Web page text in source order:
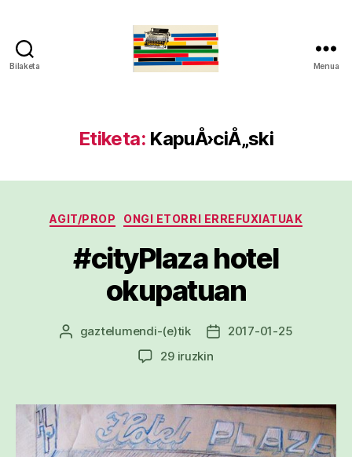
Bilaketa Menua
Etiketa: KapuÅ›ciÅ„ski
Kategoriak
AGIT/PROP ONGI ETORRI ERREFUXIATUAK
#cityPlaza hotel
okupatuan
Argitalpenaren
gaztelumendi-(e)tik
Argitalpenaren
2017-01-25
29 iruzkin#cityPlaza
sarreran